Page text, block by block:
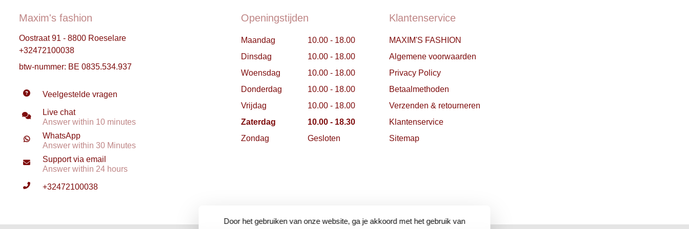
Door het gebruiken van onze website, ga je akkoord met het gebruik van
Maxim's fashion
Oostraat 91 - 8800 Roeselare
+32472100038
btw-nummer: BE 0835.534.937
Veelgestelde vragen
Live chat
Answer within 10 minutes
WhatsApp
Answer within 30 Minutes
Support via email
Answer within 24 hours
+32472100038
Openingstijden
Maandag
10.00 - 18.00
Dinsdag
10.00 - 18.00
Woensdag
10.00 - 18.00
Donderdag
10.00 - 18.00
Vrijdag
10.00 - 18.00
Zaterdag
10.00 - 18.30
Zondag
Gesloten
Klantenservice
MAXIM'S FASHION
Algemene voorwaarden
Privacy Policy
Betaalmethoden
Verzenden & retourneren
Klantenservice
Sitemap